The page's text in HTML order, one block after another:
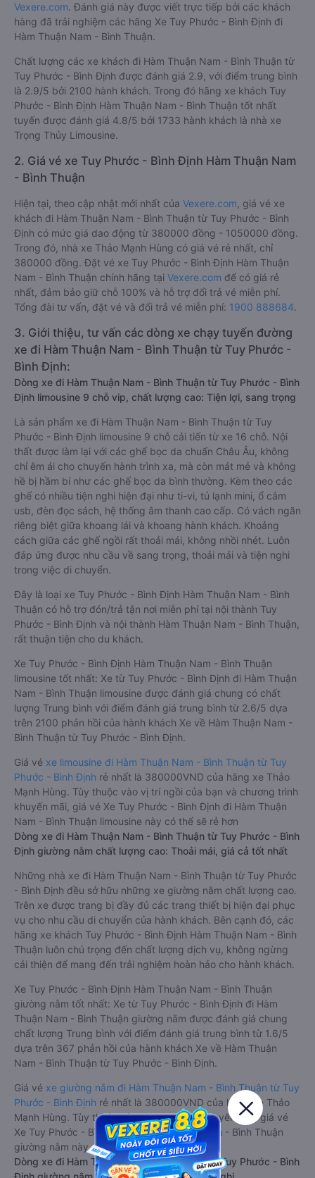
Vexere.com. Đánh giá này được viết trực tiếp bởi các khách
hàng đã trải nghiệm các hãng Xe Tuy Phước - Bình Định đi
Hàm Thuận Nam - Bình Thuận.
Chất lượng các xe khách đi Hàm Thuận Nam - Bình Thuận từ
Tuy Phước - Bình Định được đánh giá 2.9, với điểm trung bình
là 2.9/5 bởi 2100 hành khách. Trong đó hãng xe khách Tuy
Phước - Bình Định Hàm Thuận Nam - Bình Thuận tốt nhất
tuyến được đánh giá 4.8/5 bởi 1733 hành khách là nhà xe
Trọng Thủy Limousine.
2. Giá vé xe Tuy Phước - Bình Định Hàm Thuận Nam
- Bình Thuận
Hiện tại, theo cập nhật mới nhất của Vexere.com , giá vé xe
khách đi Hàm Thuận Nam - Bình Thuận từ Tuy Phước - Bình
Định có mức giá dao động từ 380000 đồng - 1050000 đồng.
Trong đó, nhà xe Thảo Mạnh Hùng có giá vé rẻ nhất, chỉ
380000 đồng. Đặt vé xe Tuy Phước - Bình Định Hàm Thuận
Nam - Bình Thuận chính hãng tại Vexere.com để có giá rẻ
nhất, đảm bảo giữ chỗ 100% và hỗ trợ đổi trả vé miễn phí.
Tổng đài tư vấn, đặt vé và đổi trả vé miễn phí: 1900 888684.
3. Giới thiệu, tư vấn các dòng xe chạy tuyến đường
xe đi Hàm Thuận Nam - Bình Thuận từ Tuy Phước -
Bình Định:
Dòng xe đi Hàm Thuận Nam - Bình Thuận từ Tuy Phước - Bình
Định limousine 9 chỗ vip, chất lượng cao: Tiện lợi, sang trọng
Là sản phẩm xe đi Hàm Thuận Nam - Bình Thuận từ Tuy
Phước - Bình Định limousine 9 chỗ cải tiến từ xe 16 chỗ. Nội
thất được làm lại với các ghế bọc da chuẩn Châu Âu, không
chỉ êm ái cho chuyến hành trình xa, mà còn mát mẻ và không
hề bị hầm bí như các ghế bọc da bình thường. Kèm theo các
ghế có nhiều tiện nghi hiện đại như ti-vi, tủ lạnh mini, ổ cắm
usb, đèn đọc sách, hệ thống âm thanh cao cấp. Có vách ngăn
riêng biệt giữa khoang lái và khoang hành khách. Khoảng
cách giữa các ghế ngồi rất thoải mái, không nhồi nhét. Luôn
đáp ứng được nhu cầu về sang trọng, thoải mái và tiện nghi
trong việc di chuyển.
Đây là loại xe Tuy Phước - Bình Định Hàm Thuận Nam - Bình
Thuận có hỗ trợ đón/trả tận nơi miễn phí tại nội thành Tuy
Phước - Bình Định và nội thành Hàm Thuận Nam - Bình Thuận,
rất thuận tiện cho du khách.
Xe Tuy Phước - Bình Định Hàm Thuận Nam - Bình Thuận
limousine tốt nhất: Xe từ Tuy Phước - Bình Định đi Hàm Thuận
Nam - Bình Thuận limousine được đánh giá chung có chất
lượng Trung bình với điểm đánh giá trung bình từ 2.6/5 dựa
trên 2100 phản hồi của hành khách Xe về Hàm Thuận Nam -
Bình Thuận từ Tuy Phước - Bình Định.
Giá vé xe limousine đi Hàm Thuận Nam - Bình Thuận từ Tuy
Phước - Bình Định rẻ nhất là 380000VND của hãng xe Thảo
Mạnh Hùng. Tùy thuộc vào vị trí ngồi của bạn và chương trình
khuyến mãi, giá vé Xe Tuy Phước - Bình Định đi Hàm Thuận
Nam - Bình Thuận limousine này có thể sẽ rẻ hơn
Dòng xe đi Hàm Thuận Nam - Bình Thuận từ Tuy Phước - Bình
Định giường nằm chất lượng cao: Thoải mái, giá cả tốt nhất
Những nhà xe đi Hàm Thuận Nam - Bình Thuận từ Tuy Phước
- Bình Định đều sở hữu những xe giường nằm chất lượng cao.
Trên xe được trang bị đầy đủ các trang thiết bị hiện đại phục
vụ cho nhu cầu di chuyển của hành khách. Bên cạnh đó, các
hãng xe khách Tuy Phước - Bình Định Hàm Thuận Nam - Bình
Thuận luôn chú trọng đến chất lượng dịch vụ, không ngừng
cải thiện để mang đến trải nghiệm hoàn hảo cho hành khách.
Xe Tuy Phước - Bình Định Hàm Thuận Nam - Bình Thuận
giường nằm tốt nhất: Xe từ Tuy Phước - Bình Định đi Hàm
Thuận Nam - Bình Thuận giường nằm được đánh giá chung
chất lượng Trung bình với điểm đánh giá trung bình từ 1.6/5
dựa trên 367 phản hồi của hành khách Xe về Hàm Thuận
Nam - Bình Thuận từ Tuy Phước - Bình Định.
Giá vé xe giường nằm đi Hàm Thuận Nam - Bình Thuận từ Tuy
Phước - Bình Định rẻ nhất là 380000VND của hãng xe Thảo
Mạnh Hùng. Tùy thuộc vào chương trình khuyến mãi, giá vé
Xe Tuy Phước - Bình Định đi Hàm Thuận Nam - Bình Thuận
giường nằm này có thể sẽ rẻ hơn.
Dòng xe đi Hàm Thuận Nam - Bình Thuận từ Tuy Phước - Bình